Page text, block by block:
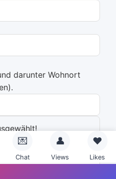
darunter Wohnort
💌
Chat
👤
Views
❤️
Likes